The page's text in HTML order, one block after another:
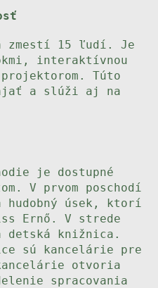
zmestí 15 ľudí. Je
interaktívnou
Túto
a slúži aj na
je dostupné
V prvom poschodí
hudobný úsek, ktorí
Ernő. V strede
detská knižnica.
sú kancelárie pre
otvoria
spracovania